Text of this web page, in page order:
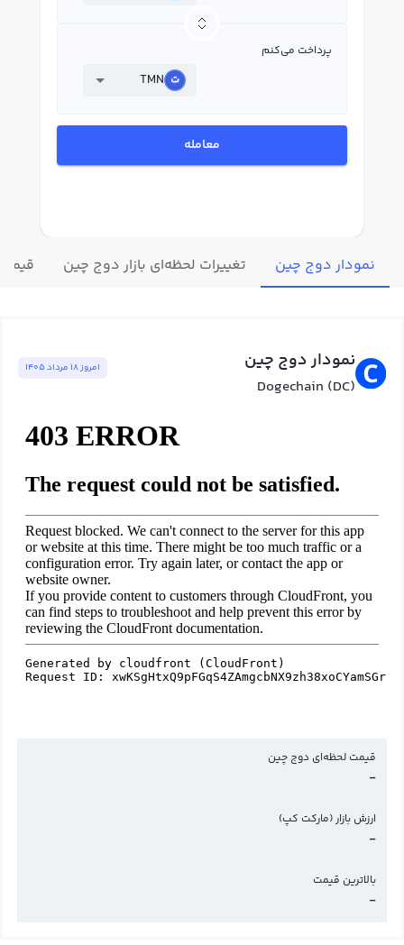
پرداخت می‌کنم
TMN
معامله
نمودار دوج چین تغییرات لحظه‌ای بازار دوج چین قیمت
نمودار دوج چین
Dogechain (DC)
امروز ١٨ مرداد ١٤٠٥
قیمت لحظه‌ای دوج چین
-
ارزش بازار (مارکت کپ)
-
بالاترین قیمت
-